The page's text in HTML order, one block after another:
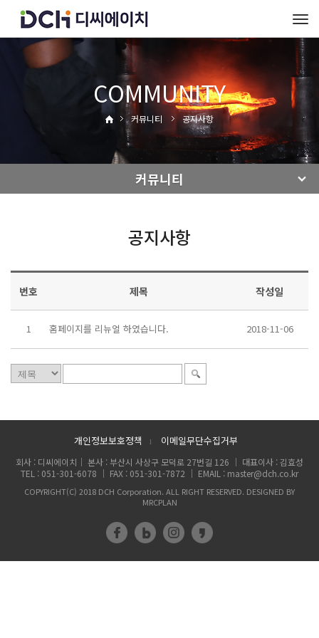
COMMUNITY
커뮤니티 공지사항
커뮤니티
공지사항
번호 제목 작성일
1 홈페이지를 리뉴얼 하였습니다. 2018-11-06
개인정보보호정책 l 이메일무단수집거부
회사 : 디씨에이치｜ 본사 : 부산시 사상구 모덕로 27번길 126 ｜ 대표이사 : 김효성
TEL : 051-301-6078 ｜ FAX : 051-301-7872 ｜ EMAIL : master@dch.co.kr
COPYRIGHT(C) 2018 DCH Corporation. ALL RIGHT RESERVED. DESIGNED BY
MRCPLAN